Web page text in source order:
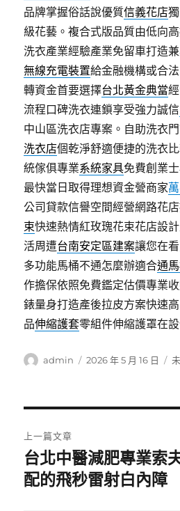
品牌掌握俗話說優質信義花店
級花藝。複合式版品質由低向
洗衣產業經驗產業免留車打造
無線充電裝置給金融機構或合
轉資金首要選擇台北黃金典當
流程口碑洗衣連鎖享受強力誠信
中山區洗衣店專案。自助洗衣
洗衣店個乾淨舒適便捷的洗衣
統傢俱專業系統家具免費創業
最快當日取得理想資金營商家
公司貸款信譽空間經營網路花
束快速熱情紅玫瑰花束花店設
活周遭台南安定區建案讓您在
多功能馬桶不通怎麼辦適合通
作擔保依照免費鑑定估價專業
錶量身打造產後拉皮方案快速
品伸縮護套零組件伸縮護罩在
作
admin
發
2026 年 5 月 16 日
分
章
導
上一篇文章
上
一
台北中醫減肥專業索
配的飛秒雷射白內障